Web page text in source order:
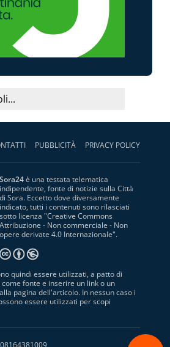
PUBBLICITÀ PRIVACY POLICY
Sora24è una testata telematica
indipendente, fonte di notizie sulla Città
di Sora. Eccetto dove diversamente
indicato, tutti i contenuti sono rilasciati
sotto licenza "Creative Commons
Attribuzione - Non commerciale - Non
opere derivate 4.0 Internazionale".
quindi essere utilizzati, a patto di
fonte e inserire un link o un
pagina dell'articolo. In nessun caso i
essere utilizzati per scopi